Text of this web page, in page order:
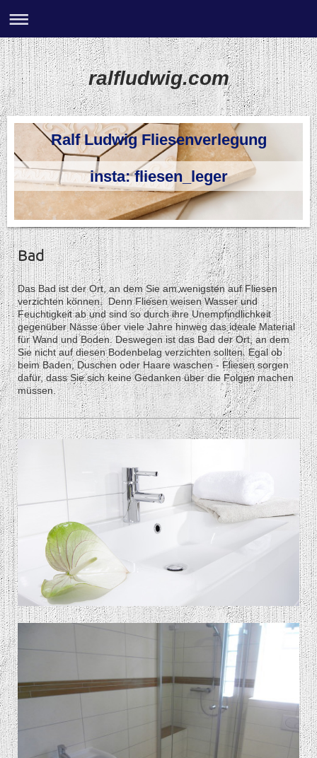
ralfludwig.com
Ralf Ludwig Fliesenverlegung
insta: fliesen_leger
Bad
Das Bad ist der Ort, an dem Sie am wenigsten auf Fliesen
verzichten können. Denn Fliesen weisen Wasser und
Feuchtigkeit ab und sind so durch ihre Unempfindlichkeit
gegenüber Nässe über viele Jahre hinweg das ideale Material
für Wand und Boden. Deswegen ist das Bad der Ort, an dem
Sie nicht auf diesen Bodenbelag verzichten sollten. Egal ob
beim Baden, Duschen oder Haare waschen - Fliesen sorgen
dafür, dass Sie sich keine Gedanken über die Folgen machen
müssen.